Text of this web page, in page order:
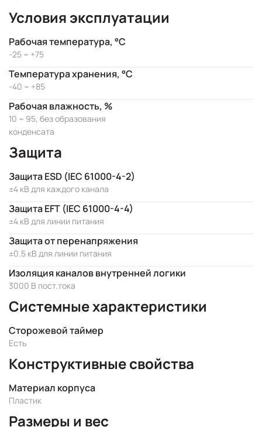
Условия эксплуатации
Рабочая температура, °C
-25 ~ +75
Температура хранения, °C
-40 ~ +85
Рабочая влажность, %
10 ~ 95, без образования
конденсата
Защита
Защита ESD (IEC 61000-4-2)
±4 кВ для каждого канала
Защита EFT (IEC 61000-4-4)
±4 кВ для линии питания
Защита от перенапряжения
±0.5 кВ для линии питания
Изоляция каналов внутренней логики
3000 В пост.тока
Системные характеристики
Сторожевой таймер
Есть
Конструктивные свойства
Материал корпуса
Пластик
Размеры и вес